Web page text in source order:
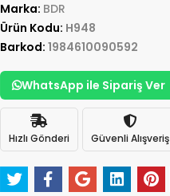
Marka: BDR
Ürün Kodu: H948
Barkod: 1984610090592
WhatsApp ile Sipariş Ver
Hızlı Gönderi Güvenli Alışveriş